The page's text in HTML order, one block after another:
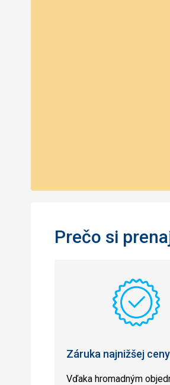
Prečo si
Záruka najnižšej ceny
Vďaka hromadným